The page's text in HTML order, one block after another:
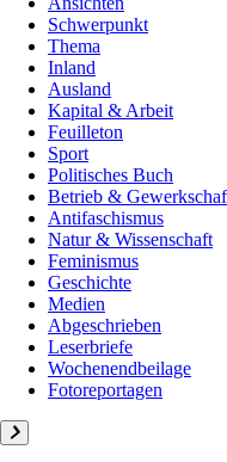
Schwerpunkt
Thema
Inland
Ausland
Kapital & Arbeit
Feuilleton
Sport
Politisches Buch
Betrieb &
Antifaschismus
Natur & Wissenschaft
Feminismus
Geschichte
Medien
Abgeschrieben
Leserbriefe
Wochenendbeilage
Fotoreportagen